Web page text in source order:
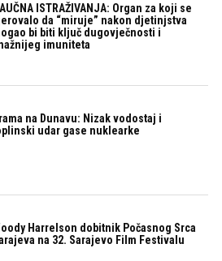
ISTRAŽIVANJA: Organ za koji se
da “miruje” nakon djetinjstva
bi biti ključ dugovječnosti i
imuniteta
na Dunavu: Nizak vodostaj i
udar gase nuklearke
Harrelson dobitnik Počasnog Srca
na 32. Sarajevo Film Festivalu